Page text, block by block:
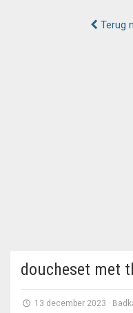
Terug
doucheset met
13 december 2023 ·